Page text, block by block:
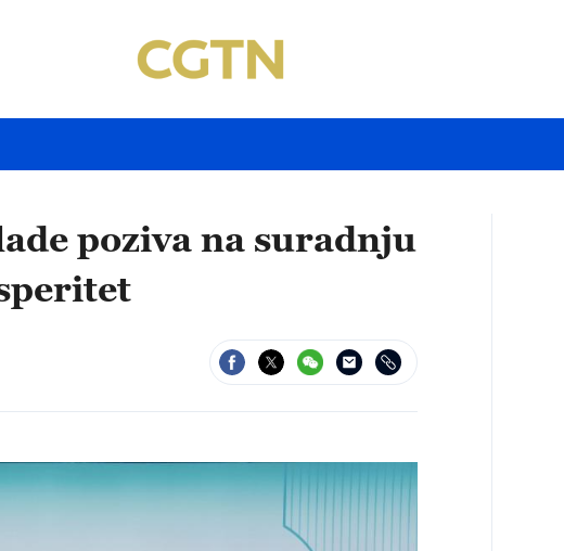
poziva na suradnju